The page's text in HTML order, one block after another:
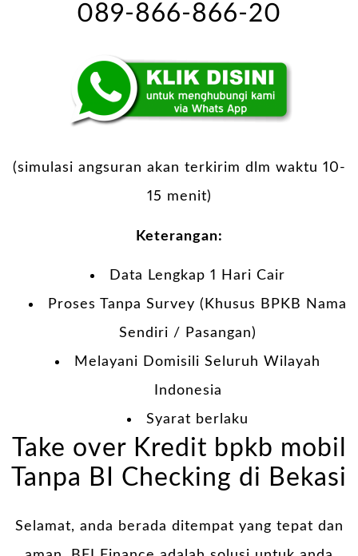
089-866-866-20
(simulasi angsuran akan terkirim dlm waktu 10-
15 menit)
Keterangan:
Data Lengkap 1 Hari Cair
Proses Tanpa Survey (Khusus BPKB Nama
Sendiri / Pasangan)
Melayani Domisili Seluruh Wilayah
Indonesia
Syarat berlaku
Take over Kredit bpkb mobil
Tanpa BI Checking di Bekasi
Selamat, anda berada ditempat yang tepat dan